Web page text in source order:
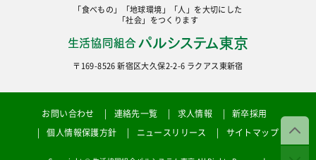
「食べもの」「地球環境」「人」を大切にした
「社会」をつくります
〒169-8526 新宿区大久保2-2-6 ラクアス東新宿
お問い合わせ 連絡先一覧 求人情報
新卒採用
個人情報保護方針
ニュースリリース サイトマップ